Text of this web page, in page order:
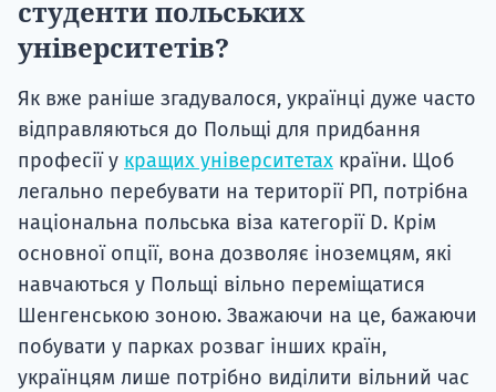
студенти польських
університетів?
Як вже раніше згадувалося, українці дуже часто
відправляються до Польщі для придбання
професії у кращих університетах країни. Щоб
легально перебувати на території РП, потрібна
національна польська віза категорії D. Крім
основної опції, вона дозволяє іноземцям, які
навчаються у Польщі вільно переміщатися
Шенгенською зоною. Зважаючи на це, бажаючи
побувати у парках розваг інших країн,
українцям лише потрібно виділити вільний час